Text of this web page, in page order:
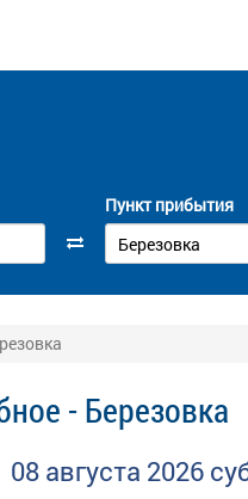
Пункт прибытия
- Березовка
08 августа 2026